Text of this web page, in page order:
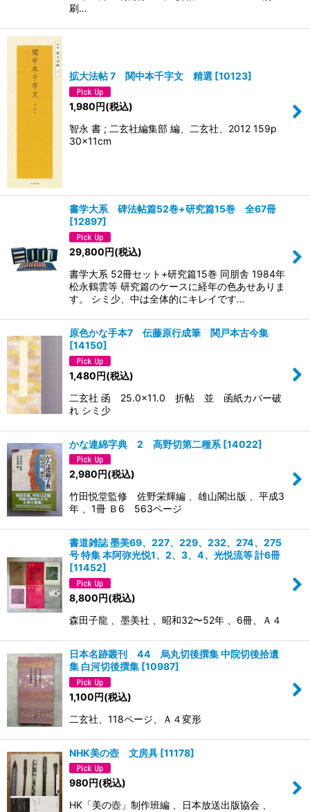
刷…
拡大法帖 7 関中本千字文 精選 [10123]
1,980円(税込)
智永 書 ; 二玄社編集部 編、二玄社、2012 159p
30×11cm
書学大系 碑法帖篇52巻+研究篇15巻 全67冊
[12897]
29,800円(税込)
書学大系 52冊セット+研究篇15巻 同朋舎 1984年
松永鶴雲等 研究篇のケースに経年の色あせありま
す。 シミ少、中は全体的にキレイです…
原色かな手本7 伝藤原行成筆 関戸本古今集
[14150]
1,480円(税込)
二玄社 函 25.0×11.0 折帖 並 函紙カバー破
れ シミ少
かな連綿字典 2 高野切第二種系 [14022]
2,980円(税込)
竹田悦堂監修 佐野栄輝編 、雄山閣出版 、平成3
年 、1冊 Ｂ6 563ページ
書道雑誌 墨美69、227、229、232、274、275
号 特集 本阿弥光悦1、2、3、4、光悦流等 計6冊
[11452]
8,800円(税込)
森田子龍 、墨美社 、昭和32〜52年 、6冊、Ａ４
日本名跡叢刊 44 烏丸切後撰集 中院切後拾遺
集 白河切後撰集 [10987]
1,100円(税込)
二玄社、118ページ、Ａ４変形
NHK美の壺 文房具 [11178]
980円(税込)
HK「美の壺」制作班編 、日本放送出版協会 、